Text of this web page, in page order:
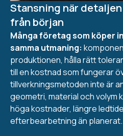
Stansning när
från början
Många företag som köper
samma utmaning:
produktionen, hålla rätt
till en kostnad som fungerar
tillverkningsmetoden inte är
geometri, material och volym
höga kostnader, längre
efterbearbetning än planerat.